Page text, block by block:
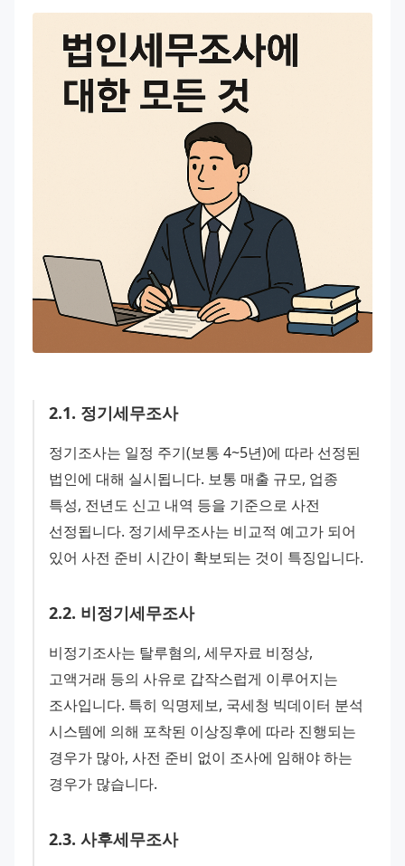
2.1. 정기세무조사
정기조사는 일정 주기(보통 4~5년)에 따라 선정된
법인에 대해 실시됩니다. 보통 매출 규모, 업종
특성, 전년도 신고 내역 등을 기준으로 사전
선정됩니다. 정기세무조사는 비교적 예고가 되어
있어 사전 준비 시간이 확보되는 것이 특징입니다.
2.2. 비정기세무조사
비정기조사는 탈루혐의, 세무자료 비정상,
고액거래 등의 사유로 갑작스럽게 이루어지는
조사입니다. 특히 익명제보, 국세청 빅데이터 분석
시스템에 의해 포착된 이상징후에 따라 진행되는
경우가 많아, 사전 준비 없이 조사에 임해야 하는
경우가 많습니다.
2.3. 사후세무조사